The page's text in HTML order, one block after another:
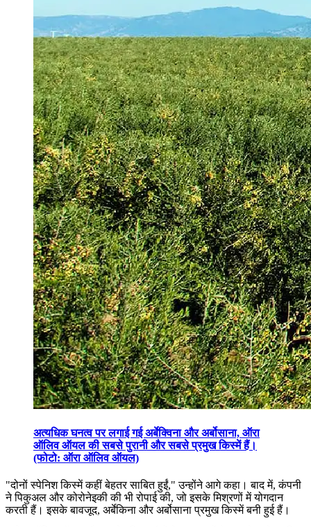
अत्यधिक घनत्व पर लगाई गई अर्बेक्विना और अर्बोसाना, ऑरा
ऑलिव ऑयल की सबसे पुरानी और सबसे प्रमुख किस्में हैं।
(फोटो: ऑरा ऑलिव ऑयल)
"दोनों स्पेनिश किस्में कहीं बेहतर साबित हुईं," उन्होंने आगे कहा। बाद में, कंपनी
ने पिकुअल और कोरोनेइकी की भी रोपाई की, जो इसके मिश्रणों में योगदान
करती हैं। इसके बावजूद, अर्बेकिना और अर्बोसाना प्रमुख किस्में बनी हुई हैं।